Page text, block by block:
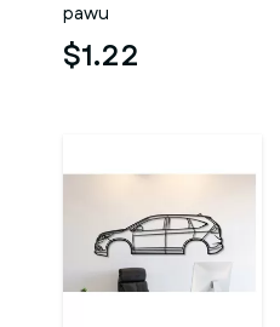
pawu
$1.22